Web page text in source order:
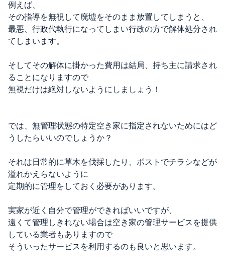
例えば、
その指導を無視して廃墟をそのまま放置してしまうと、
最悪、行政代執行になってしまい行政の方で解体処分され
てしまいます。
そしてその解体に掛かった費用は結局、持ち主に請求され
ることになりますので
無視だけは絶対しないようにしましょう！
では、無管理状態の特定空き家に指定されないためにはど
うしたらいいのでしょうか？
それは日常的に草木を伐採したり、ポストでチラシなどが
溢れかえらないように
定期的に管理をしておく必要があります。
実家が近く自分で管理ができればいいですが、
遠くて管理しきれない場合は空き家の管理サービスを提供
している業者もありますので
そういったサービスを利用するのも良いと思います。